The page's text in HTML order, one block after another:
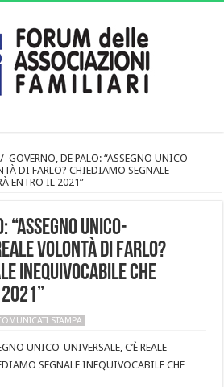
/ GOVERNO, DE PALO: “ASSEGNO UNICO-
DI FARLO? CHIEDIAMO SEGNALE
ENTRO IL 2021”
“ASSEGNO UNICO-
VOLONTÀ DI FARLO?
INEQUIVOCABILE CHE
2021”
STAMPA
UNICO-UNIVERSALE, C’È REALE
SEGNALE INEQUIVOCABILE CHE